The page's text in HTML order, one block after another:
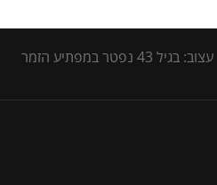
עצוב: בגיל 43 נפטר במפתיע הזמר